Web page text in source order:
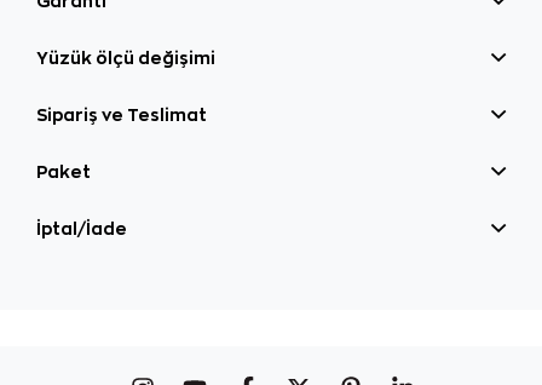
Yüzük ölçü değişimi
Sipariş ve Teslimat
Paket
İptal/İade